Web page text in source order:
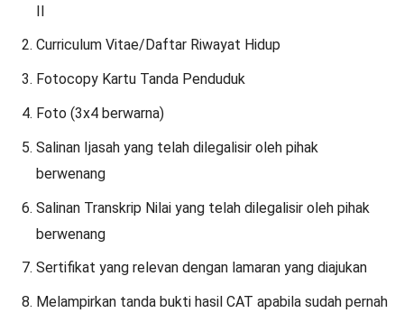
II
Curriculum Vitae/Daftar Riwayat Hidup
Fotocopy Kartu Tanda Penduduk
Foto (3x4 berwarna)
Salinan Ijasah yang telah dilegalisir oleh pihak
berwenang
Salinan Transkrip Nilai yang telah dilegalisir oleh pihak
berwenang
Sertifikat yang relevan dengan lamaran yang diajukan
Melampirkan tanda bukti hasil CAT apabila sudah pernah